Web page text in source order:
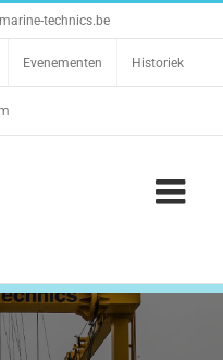
technics.be
Evenementen Historiek